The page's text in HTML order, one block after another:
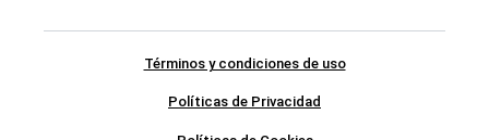
Términos y condiciones de uso
Políticas de Privacidad